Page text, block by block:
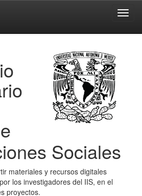
Sociales
materiales y recursos digitales
los investigadores del IIS, en el
proyectos.